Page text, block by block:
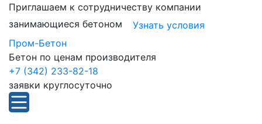
Приглашаем к сотрудничеству компании
занимающиеся бетоном
Узнать условия
Пром-Бетон
Бетон по ценам производителя
+7 (342) 233-82-18
заявки круглосуточно